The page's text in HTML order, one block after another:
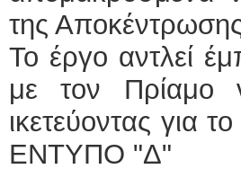
της
Το έργο αντλεί
με τον Πρίαμο
ικετεύοντας
ΕΝΤΥΠΟ "Δ"